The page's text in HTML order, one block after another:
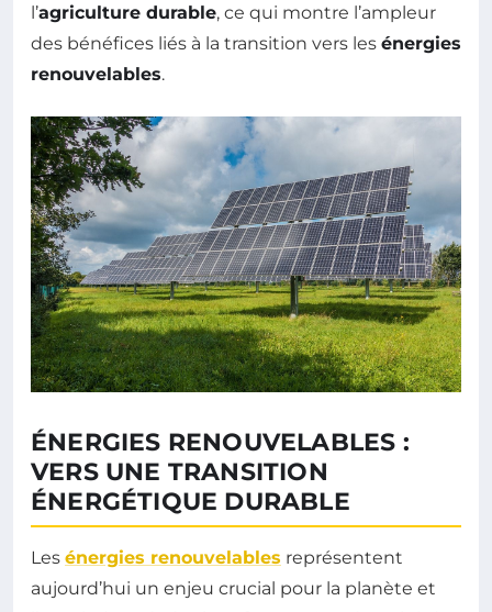
l’agriculture durable, ce qui montre l’ampleur
des bénéfices liés à la transition vers les énergies
renouvelables.
ÉNERGIES RENOUVELABLES :
VERS UNE TRANSITION
ÉNERGÉTIQUE DURABLE
Les énergies renouvelables représentent
aujourd’hui un enjeu crucial pour la planète et